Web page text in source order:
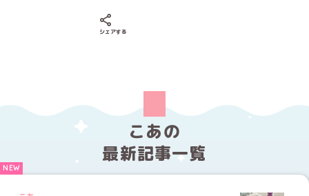
シェアする
こあの
最新記事一覧